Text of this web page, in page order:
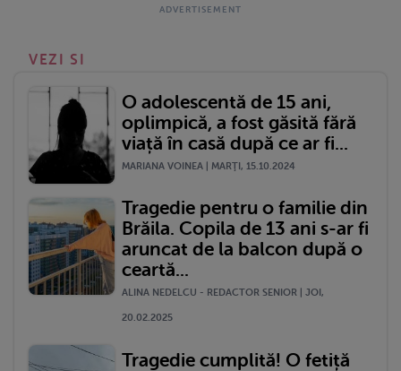
VEZI SI
O adolescentă de 15 ani,
oplimpică, a fost găsită fără
viață în casă după ce ar fi...
MARIANA VOINEA | MARŢI, 15.10.2024
Tragedie pentru o familie din
Brăila. Copila de 13 ani s-ar fi
aruncat de la balcon după o
ceartă...
ALINA NEDELCU - REDACTOR SENIOR | JOI,
20.02.2025
Tragedie cumplită! O fetiță